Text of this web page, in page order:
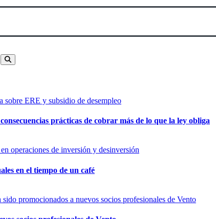
prácticas de cobrar más de lo que la ley obliga
en el tiempo de un café